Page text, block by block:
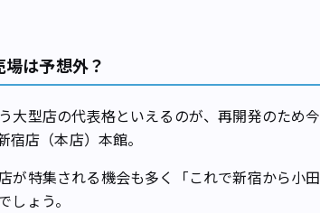
場は予想外？
大型店の代表格といえるのが、再開発のため今
店（本店）本館。
が特集される機会も多く「これで新宿から小田
ょう。